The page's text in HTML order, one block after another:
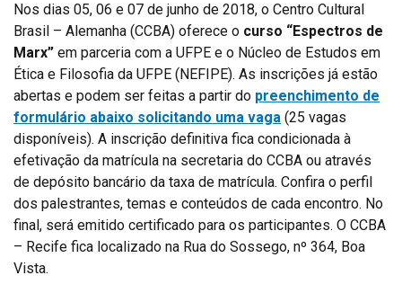
Nos dias 05, 06 e 07 de junho de 2018, o Centro Cultural
Brasil – Alemanha (CCBA) oferece o curso “Espectros de
Marx” em parceria com a UFPE e o Núcleo de Estudos em
Ética e Filosofia da UFPE (NEFIPE). As inscrições já estão
abertas e podem ser feitas a partir do preenchimento de
formulário abaixo solicitando uma vaga (25 vagas
disponíveis). A inscrição definitiva fica condicionada à
efetivação da matrícula na secretaria do CCBA ou através
de depósito bancário da taxa de matrícula. Confira o perfil
dos palestrantes, temas e conteúdos de cada encontro. No
final, será emitido certificado para os participantes. O CCBA
– Recife fica localizado na Rua do Sossego, nº 364, Boa
Vista.